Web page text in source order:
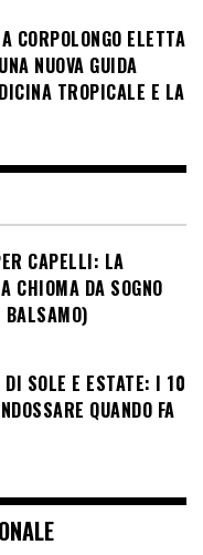
CORPOLONGO ELETTA
NUOVA GUIDA
TROPICALE E LA
CAPELLI: LA
CHIOMA DA SOGNO
BALSAMO)
DI SOLE E ESTATE: I 10
QUANDO FA